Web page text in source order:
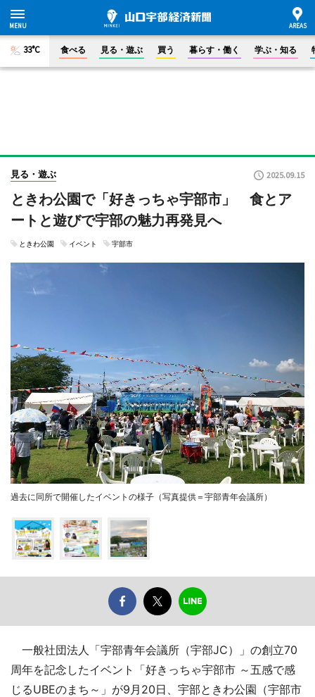
33°C 食べる 見る・遊ぶ 買う 暮らす・働く 学ぶ・知る
見る・遊ぶ 2025.09.15
ときわ公園で「好きっちゃ宇部市」 食とア
ートと遊びで宇部の魅力再発見へ
ときわ公園 イベント 宇部市
過去に同所で開催したイベントの様子（写真提供＝宇部青年会議所）
一般社団法人「宇部青年会議所（宇部JC）」の創立70
周年を記念したイベント「好きっちゃ宇部市 ～五感で感
じるUBEのまち～」が9月20日、宇部ときわ公園（宇部市